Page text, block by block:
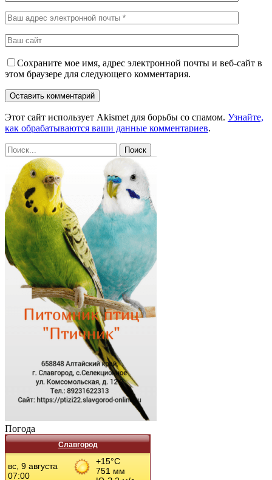
Сохраните мое имя, адрес электронной почты и веб-сайт в
этом браузере для следующего комментария.
Этот сайт использует Akismet для борьбы со спамом. Узнайте,
как обрабатываются ваши данные комментариев.
Погода
Славгород